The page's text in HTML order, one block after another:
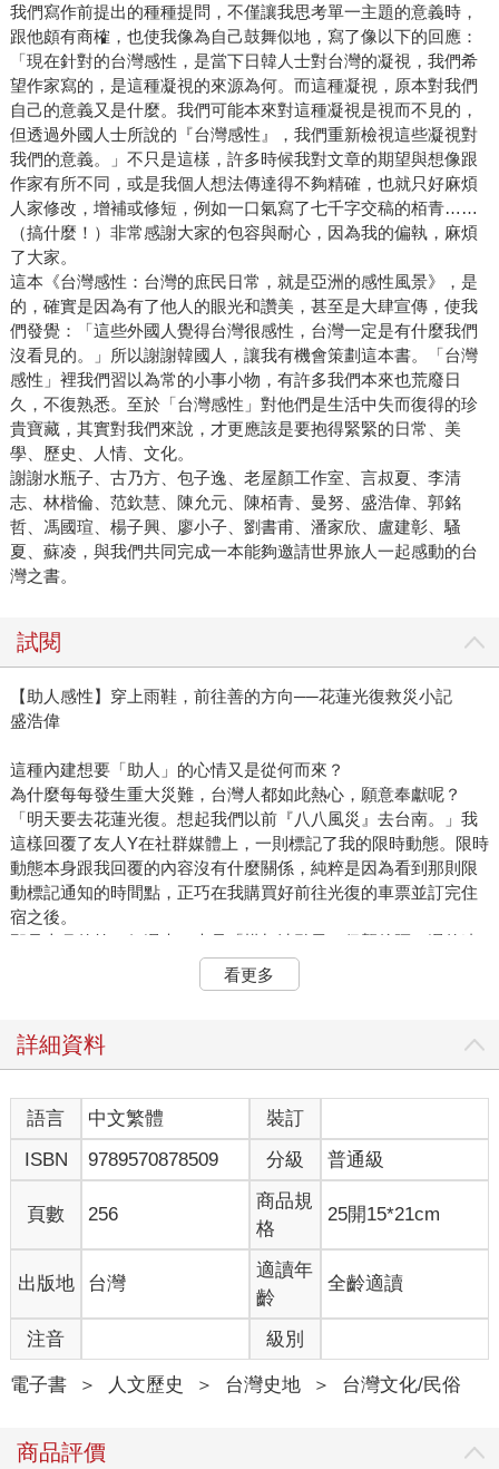
我們寫作前提出的種種提問，不僅讓我思考單一主題的意義時，
跟他頗有商榷，也使我像為自己鼓舞似地，寫了像以下的回應：
「現在針對的台灣感性，是當下日韓人士對台灣的凝視，我們希
望作家寫的，是這種凝視的來源為何。而這種凝視，原本對我們
自己的意義又是什麼。我們可能本來對這種凝視是視而不見的，
但透過外國人士所說的『台灣感性』，我們重新檢視這些凝視對
我們的意義。」不只是這樣，許多時候我對文章的期望與想像跟
作家有所不同，或是我個人想法傳達得不夠精確，也就只好麻煩
人家修改，增補或修短，例如一口氣寫了七千字交稿的栢青……
（搞什麼！）非常感謝大家的包容與耐心，因為我的偏執，麻煩
了大家。
這本《台灣感性：台灣的庶民日常，就是亞洲的感性風景》，是
的，確實是因為有了他人的眼光和讚美，甚至是大肆宣傳，使我
們發覺：「這些外國人覺得台灣很感性，台灣一定是有什麼我們
沒看見的。」所以謝謝韓國人，讓我有機會策劃這本書。「台灣
感性」裡我們習以為常的小事小物，有許多我們本來也荒廢日
久，不復熟悉。至於「台灣感性」對他們是生活中失而復得的珍
貴寶藏，其實對我們來說，才更應該是要抱得緊緊的日常、美
學、歷史、人情、文化。
謝謝水瓶子、古乃方、包子逸、老屋顏工作室、言叔夏、李清
志、林楷倫、范欽慧、陳允元、陳栢青、曼努、盛浩偉、郭銘
哲、馮國瑄、楊子興、廖小子、劉書甫、潘家欣、盧建彰、騷
夏、蘇凌，與我們共同完成一本能夠邀請世界旅人一起感動的台
灣之書。
試閱
【助人感性】穿上雨鞋，前往善的方向──花蓮光復救災小記
盛浩偉
這種內建想要「助人」的心情又是從何而來？
為什麼每每發生重大災難，台灣人都如此熱心，願意奉獻呢？
「明天要去花蓮光復。想起我們以前『八八風災』去台南。」我
這樣回覆了友人Y在社群媒體上，一則標記了我的限時動態。限時
動態本身跟我回覆的內容沒有什麼關係，純粹是因為看到那則限
動標記通知的時間點，正巧在我購買好前往光復的車票並訂完住
宿之後。
那是十月的第一個週末，也是「樺加沙颱風」侵襲後隔一週的連
假。風災的雨量導致花蓮馬太鞍溪堰塞湖潰壩溢出，滾滾洪流挾
帶大量泥沙奔向下游，沖毀橋墩堤防，淹沒花蓮光復鄉一帶。危
舍、農地、車輛、人，全覆沒在一片灰黑淤泥之下，像災難電影
幾天之內，電腦和手機的視窗被災難景象占據，看見這些，腦海
閃過的念頭是「我能做些什麼？」迅速檢視過一遍自己的狀態、
能力，還有手邊的工作及行程安排，發現自己不太有幫忙的餘
裕，於是點開衛生福利部的捐款專案捐了一筆，可心頭仍有種難
以言喻的未完之感。
已經算是盡一份力了，但不知為何，仍感覺遠遠不夠。
又過了一兩天，網路上開始看到不少志願者前往光復協助災後重
建，也有熱心人士整理出幾個「如何當志工」的懶人包，無論是
加入專業的救災、慈善團體或者自行前往，皆有明確的步驟指
引，此外還有現場即時狀況、地理環境分析、裝備如何準備、具
體協助方式有哪些，甚至交通或住宿等相關資訊，這些都清清楚
楚，一應俱全。不斷更新的即時資訊大大降低了門檻，讓人更容
趁著連假前往光復。
看更多
詳細資料
語言 中文繁體
裝訂
ISBN
9789570878509 分級 普通級
頁數 256
商品規
格
25開15*21cm
出版地 台灣
適讀年
齡
全齡適讀
注音 級別
電子書 ＞ 人文歷史 ＞ 台灣史地 ＞ 台灣文化/民俗
商品評價